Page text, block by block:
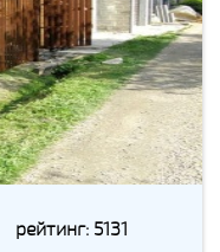
рейтинг: 5131